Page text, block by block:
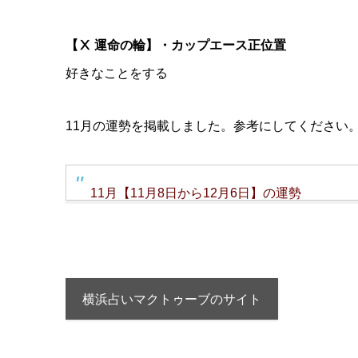
【Ⅹ 運命の輪】・カップエース正位置
好きなことをする
11月の運勢を掲載しました。参考にしてください
11月【11月8日から12月6日】の運勢
横浜占いマクトゥーブのサイト